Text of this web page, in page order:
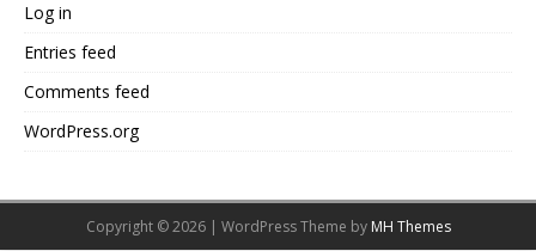
Log in
Entries feed
Comments feed
WordPress.org
Copyright © 2026 | WordPress Theme by MH Themes